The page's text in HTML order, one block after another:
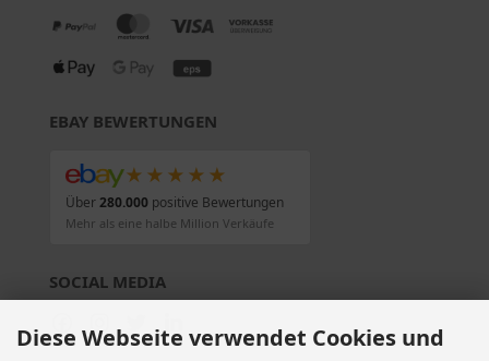
EBAY BEWERTUNGEN
★★★★★
Über280.000positive Bewertungen
Mehr als eine halbe Million Verkäufe
SOCIAL MEDIA
Diese Webseite verwendet Cookies und